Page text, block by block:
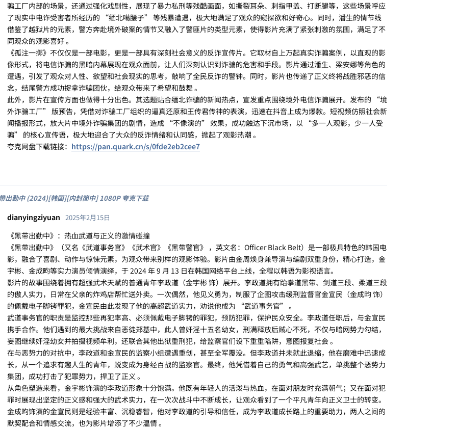
骗工厂内部的场景，还通过强化戏剧性，展现了暴力私刑等残酷画面，如撕裂耳朵、刺指甲盖、打断腿等，这些场景呼应
了现实中电诈受害者所经历的 “缅北噶腰子” 等残暴遭遇，极大地满足了观众的窥探欲和好奇心。同时，潘生的情节线
借鉴了越狱片的元素，警方奔赴境外破案的情节又融入了警匪片的类型元素，使得影片充满了紧张刺激的氛围，满足了不
同观众的观影喜好 。
《孤注一掷》不仅仅是一部电影，更是一部具有深刻社会意义的反诈宣传片。它取材自上万起真实诈骗案例，以直观的影
像形式，将电信诈骗的黑暗内幕展现在观众面前，让人们深刻认识到诈骗的危害和手段。影片通过潘生、梁安娜等角色的
遭遇，引发了观众对人性、欲望和社会现实的思考，敲响了全民反诈的警钟。同时，影片也传递了正义终将战胜邪恶的信
念，结尾警方成功捉拿诈骗团伙，给观众带来了希望和鼓舞 。
此外，影片在宣传方面也做得十分出色。其选题贴合缅北诈骗的新闻热点，宣发重点围绕境外电信诈骗展开。发布的 “境
外诈骗工厂” 版预告，凭借对诈骗工厂组织的逼真还原和王传君传神的表演，迅速在抖音上成为爆款。短视频仿照社会新
闻播报形式，放大片中境外诈骗集团的剧情，造成 “不像演的” 效果，成功触达下沉市场，以 “多一人观影，少一人受
骗” 的核心宣传语，极大地迎合了大众的反诈情绪和认同感，掀起了观影热潮 。
夸克网盘下载链接： https://pan.quark.cn/s/0fde2eb2cee7
出勤中 (2024)[韩国][内封简中] 1080P 夸克下载
dianyingziyuan 2025年2月15日
《黑带出勤中》：热血武道与正义的激情碰撞
《黑带出勤中》（又名《武道事务官》《武术官》《黑带警官》 ，英文名：Officer Black Belt）是一部极具特色的韩国电
影，融合了喜剧、动作与惊悚元素，为观众带来别样的观影体验。影片由金周焕身兼导演与编剧双重身份，精心打造，金
宇彬、金成畇等实力演员倾情演绎，于 2024 年 9 月 13 日在韩国网络平台上线，全程以韩语为影视语言。
影片的故事围绕着拥有超强武术天赋的普通青年李政道（金宇彬 饰）展开。李政道拥有跆拳道黑带、剑道三段、柔道三段
的傲人实力，日常在父亲的炸鸡店帮忙送外卖。一次偶然，他见义勇为，制服了企图攻击缓刑监督官金宣民（金成畇 饰）
的佩戴电子脚铐罪犯，金宣民由此发现了他的高超武道实力，劝说他成为 “武道事务官” 。
武道事务官的职责是监控那些再犯率高、必须佩戴电子脚铐的罪犯，预防犯罪，保护民众安全。李政道任职后，与金宣民
携手合作。他们遇到的最大挑战来自恶徒郑基中，此人曾奸淫十五名幼女，刑满释放后贼心不死，不仅与暗网势力勾结，
妄图继续奸淫幼女并拍摄视频牟利，还联合其他出狱重刑犯，给监察官们设下重重陷阱，意图报复社会 。
在与恶势力的对抗中，李政道和金宣民的监察小组遭遇重创，甚至全军覆没。但李政道并未就此退缩，他在磨难中迅速成
长，从一个追求有趣人生的青年，蜕变成为身经百战的监察官。最终，他凭借着自己的勇气和高强武艺，单挑整个恶势力
集团，成功打击了犯罪势力，捍卫了正义 。
从角色塑造来看，金宇彬饰演的李政道形象十分饱满。他既有年轻人的活泼与热血，在面对朋友时充满朝气；又在面对犯
罪时展现出坚定的正义感和强大的武术实力，在一次次战斗中不断成长，让观众看到了一个平凡青年向正义卫士的转变。
金成畇饰演的金宣民则是经验丰富、沉稳睿智，他对李政道的引导和信任，成为李政道成长路上的重要助力，两人之间的
默契配合和情感交流，也为影片增添了不少温情 。